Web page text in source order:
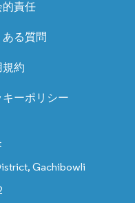
的責任
ある質問
約
キーポリシー
Gachibowli